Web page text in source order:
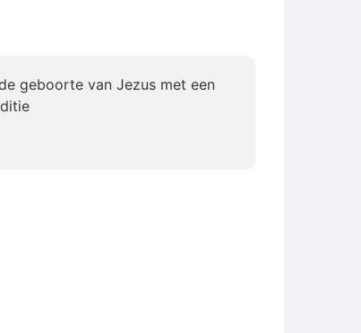
geboorte van Jezus met een